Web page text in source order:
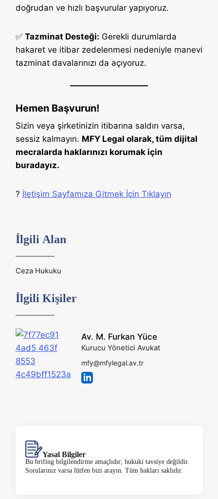
doğrudan ve hızlı başvurular yapıyoruz.
✅ Tazminat Desteği: Gerekli durumlarda
hakaret ve itibar zedelenmesi nedeniyle manevi
tazminat davalarınızı da açıyoruz.
Hemen Başvurun!
Sizin veya şirketinizin itibarına saldırı varsa,
sessiz kalmayın. MFY Legal olarak, tüm dijital
mecralarda haklarınızı korumak için
buradayız.
? İletişim Sayfamıza Gitmek İçin Tıklayın
İlgili Alan
Ceza Hukuku
İlgili Kişiler
Av. M. Furkan Yüce
Kurucu Yönetici Avukat
mfy@mfylegal.av.tr
Yasal Bilgiler
Bu brifing bilgilendirme amaçlıdır; hukuki tavsiye değildir.
Sorularınız varsa lütfen bizi arayın. Tüm hakları saklıdır.